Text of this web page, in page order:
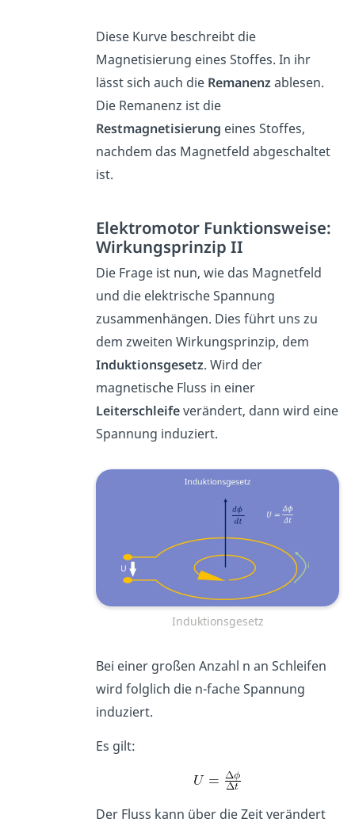
Diese Kurve beschreibt die
Magnetisierung eines Stoffes. In ihr
lässt sich auch die Remanenzablesen.
Die Remanenz ist die
Restmagnetisierung eines Stoffes,
nachdem das Magnetfeld abgeschaltet
ist.
Elektromotor Funktionsweise:
Wirkungsprinzip II
Die Frage ist nun, wie das Magnetfeld
und die elektrische Spannung
zusammenhängen. Dies führt uns zu
dem zweiten Wirkungsprinzip, dem
Induktionsgesetz. Wird der
magnetische Fluss in einer
Leiterschleifeverändert, dann wird eine
Spannung induziert.
Induktionsgesetz
Bei einer großen Anzahl n an Schleifen
wird folglich die n-fache Spannung
induziert.
Es gilt:
Der Fluss kann über die Zeit verändert